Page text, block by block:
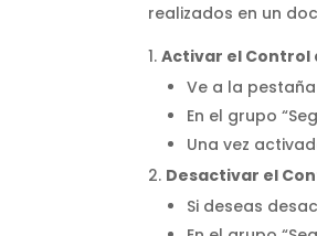
realizados en un
Activar el Control
Ve a la
En el grupo
Una vez
Desactivar el
Si deseas